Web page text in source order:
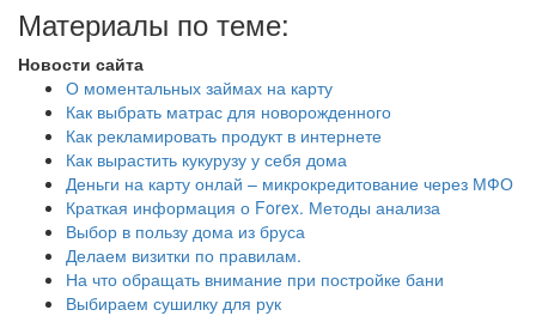
Материалы по теме:
Новости сайта
О моментальных займах на карту
Как выбрать матрас для новорожденного
Как рекламировать продукт в интернете
Как вырастить кукурузу у себя дома
Деньги на карту онлай – микрокредитование через МФО
Краткая информация о Forex. Методы анализа
Выбор в пользу дома из бруса
Делаем визитки по правилам.
На что обращать внимание при постройке бани
Выбираем сушилку для рук